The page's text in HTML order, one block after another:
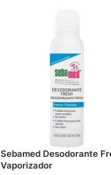
Sebamed Desodorante
Vaporizador